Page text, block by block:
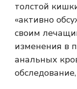
толстой
«активно
своим
изменения в
анальных